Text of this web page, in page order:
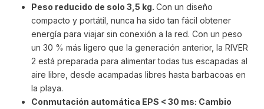
Peso reducido de solo 3,5 kg. Con un diseño
compacto y portátil, nunca ha sido tan fácil obtener
energía para viajar sin conexión a la red. Con un peso
un 30 % más ligero que la generación anterior, la RIVER
2 está preparada para alimentar todas tus escapadas al
aire libre, desde acampadas libres hasta barbacoas en
la playa.
Conmutación automática EPS < 30 ms: Cambio